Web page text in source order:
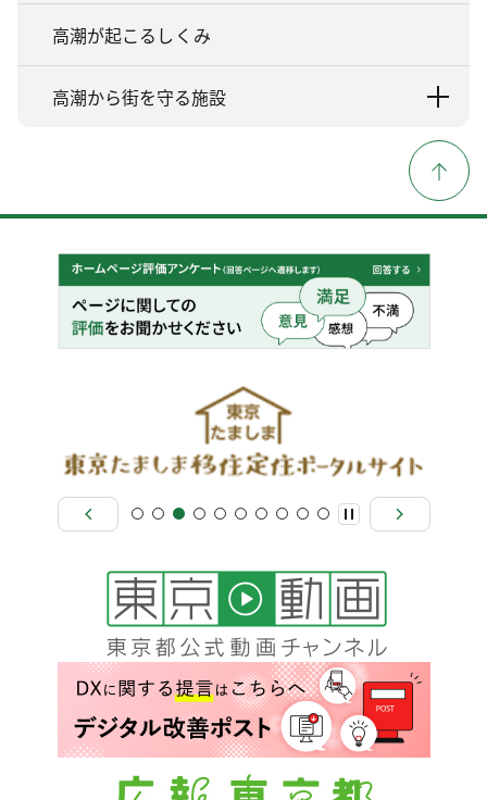
高潮が起こるしくみ
高潮から街を守る施設